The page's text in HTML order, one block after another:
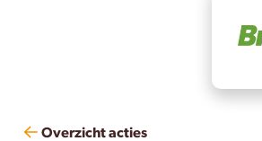
Overzicht acties